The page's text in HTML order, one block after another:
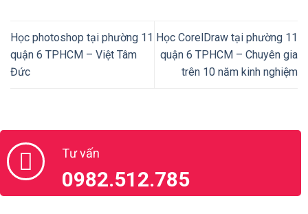
Học photoshop tại phường 11
quận 6 TPHCM – Việt Tâm
Đức
Học CorelDraw tại phường 11
quận 6 TPHCM – Chuyên gia
trên 10 năm kinh nghiệm
Tư vấn
0982.512.785